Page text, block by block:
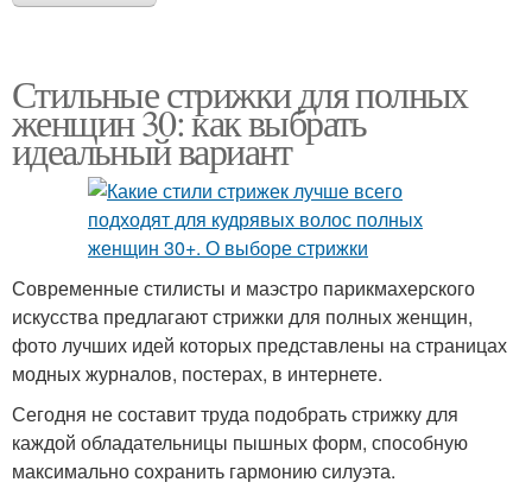
Стильные стрижки для полных
женщин 30: как выбрать
идеальный вариант
Современные стилисты и маэстро парикмахерского
искусства предлагают стрижки для полных женщин,
фото лучших идей которых представлены на страницах
модных журналов, постерах, в интернете.
Сегодня не составит труда подобрать стрижку для
каждой обладательницы пышных форм, способную
максимально сохранить гармонию силуэта.